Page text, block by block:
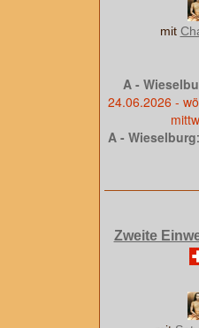
mit
A -
24.06.2026 -
A - Wieselburg:
Zweite